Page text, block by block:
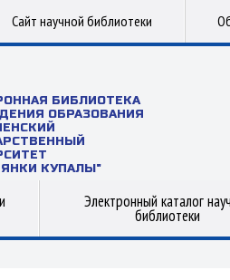
Сайт научной библиотеки
БИБЛИОТЕКА
ОБРАЗОВАНИЯ
КУПАЛЫ"
Электронный каталог
библиотеки